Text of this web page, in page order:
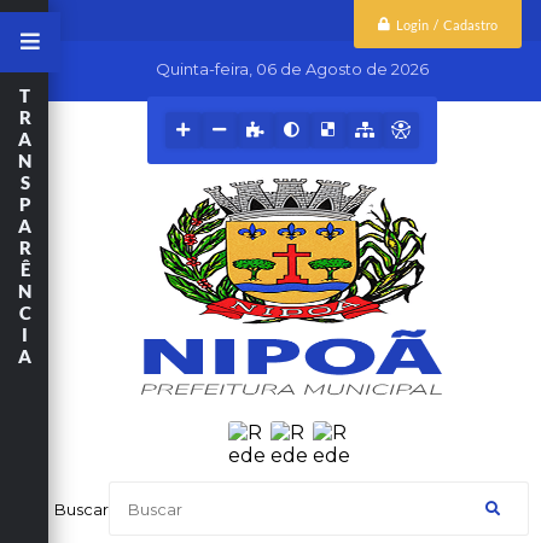
Login / Cadastro
Buscar
Quinta-feira 06 de Agosto de 2026
T
R
A
N
S
P
A
R
Ê
N
C
I
A